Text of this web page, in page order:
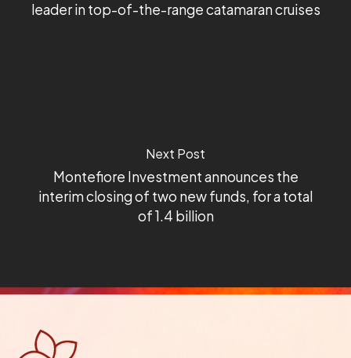
leader in top-of-the-range catamaran cruises
Next Post
Montefiore Investment announces the
interim closing of two new funds, for a total
of 1.4 billion